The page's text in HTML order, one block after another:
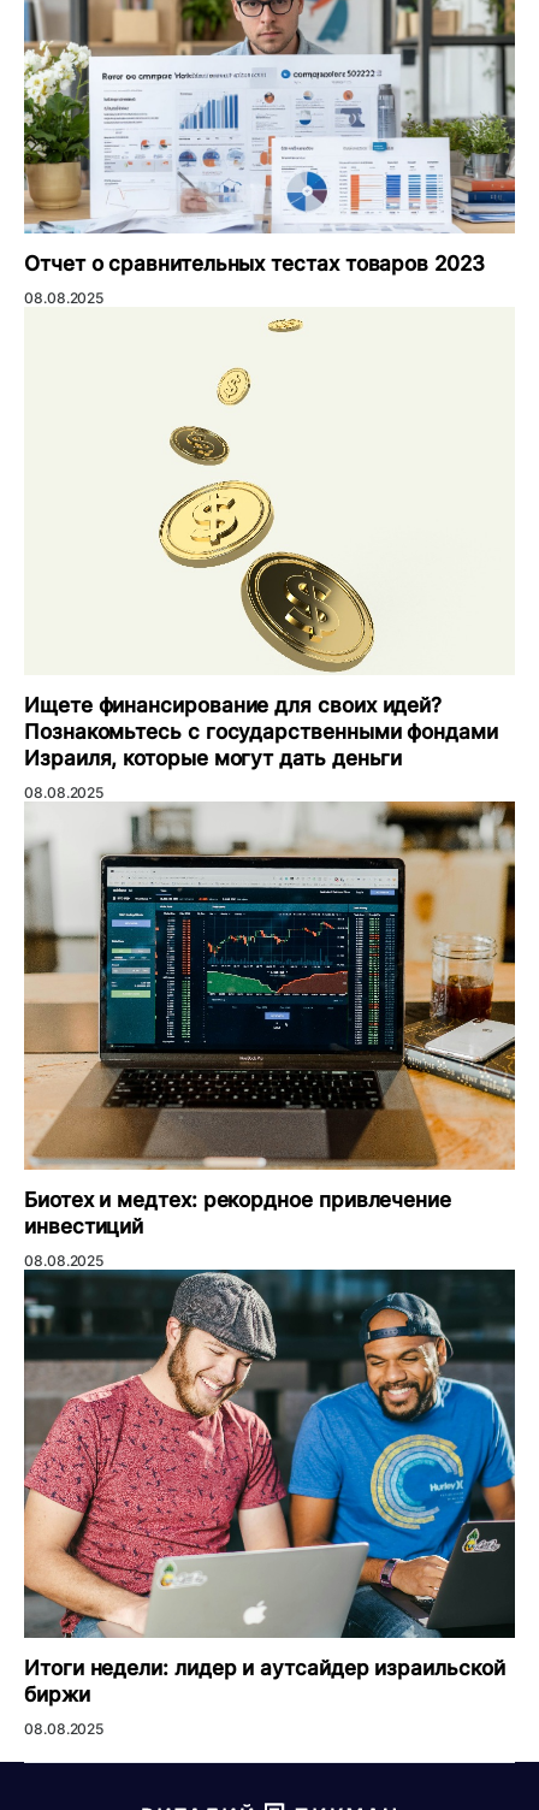
Отчет о сравнительных тестах товаров 2023
08.08.2025
Ищете финансирование для своих идей?
Познакомьтесь с государственными фондами
Израиля, которые могут дать деньги
08.08.2025
Биотех и медтех: рекордное привлечение
инвестиций
08.08.2025
Итоги недели: лидер и аутсайдер израильской
биржи
08.08.2025